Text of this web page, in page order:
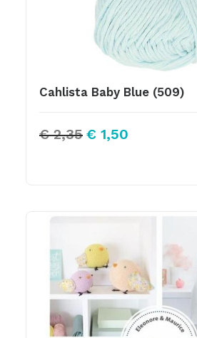
Cahlista Baby Blue (509)
€2,35 Oorspronkelijke
€ 1,50